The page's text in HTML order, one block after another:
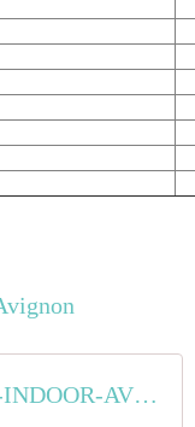
INSCRITS-INDOOR-AVIGNON-2019